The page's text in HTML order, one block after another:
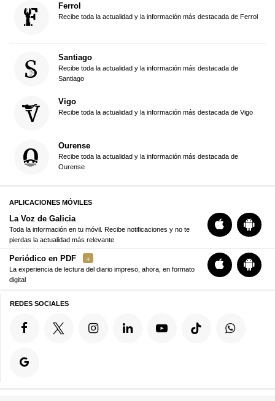
Ferrol
Recibe toda la actualidad y la información más destacada de Ferrol
Santiago
Recibe toda la actualidad y la información más destacada de
Santiago
Vigo
Recibe toda la actualidad y la información más destacada de Vigo
Ourense
Recibe toda la actualidad y la información más destacada de
Ourense
APLICACIONES MÓVILES
La Voz de Galicia
Toda la información en tu móvil. Recibe notificaciones y no te
pierdas la actualidad más relevante
Periódico en PDF
La experiencia de lectura del diario impreso, ahora, en formato
digital
REDES SOCIALES